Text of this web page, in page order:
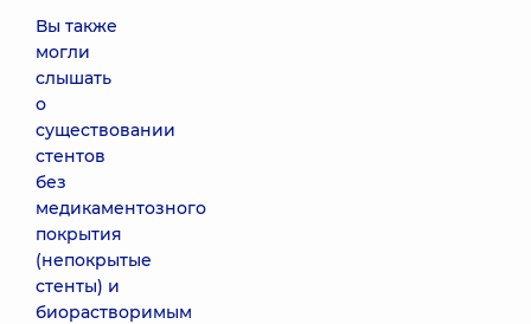
Вы также
могли
слышать
о
существовании
стентов
без
медикаментозного
покрытия
(непокрытые
стенты) и
биорастворимым